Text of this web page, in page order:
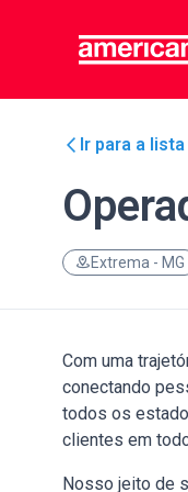
Ir para a
Extrema - MG
Com uma
conectando
todos os
clientes em
Nosso jeito de